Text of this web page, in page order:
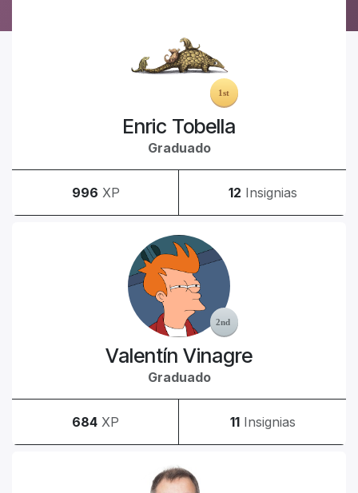
Enric Tobella
Graduado
996 XP 12 Insignias
Valentín Vinagre
Graduado
684 XP 11 Insignias